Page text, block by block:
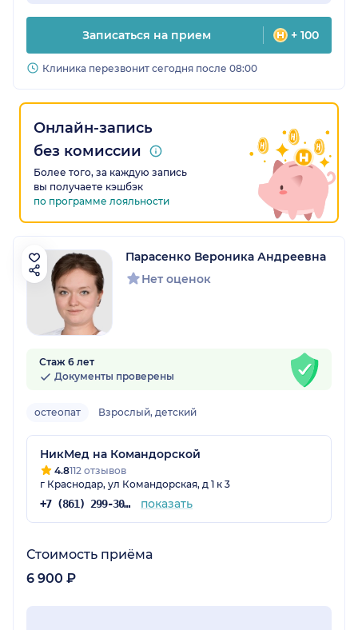
Записаться на прием + 100
Клиника перезвонит сегодня после 08:00
Онлайн-запись
без комиссии
Более того, за каждую запись
вы получаете кэшбэк
по программе лояльности
Парасенко Вероника Андреевна
Нет оценок
Стаж 6 лет
Документы проверены
остеопат Взрослый, детский
НикМед на Командорской
4.8112 отзывов
г Краснодар, ул Командорская, д 1 к 3
+7 (861) 299-30-54 показать
Стоимость приёма
6 900 ₽